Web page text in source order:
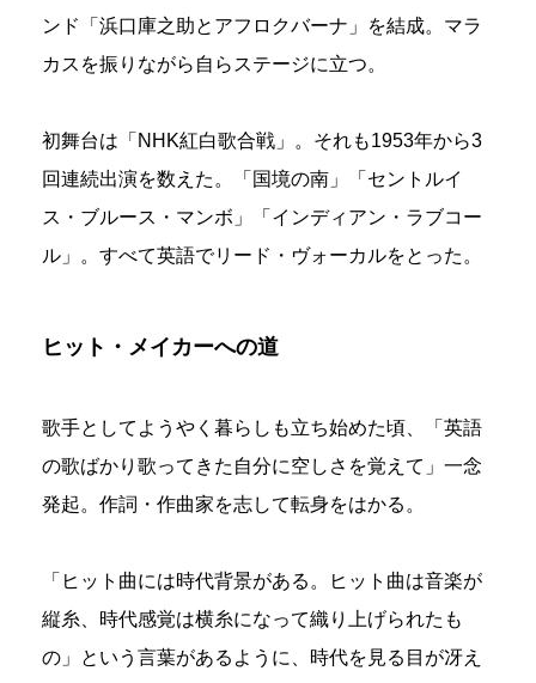
ンド「浜口庫之助とアフロクバーナ」を結成。マラ
カスを振りながら自らステージに立つ。
初舞台は「NHK紅白歌合戦」。それも1953年から3
回連続出演を数えた。「国境の南」「セントルイ
ス・ブルース・マンボ」「インディアン・ラブコー
ル」。すべて英語でリード・ヴォーカルをとった。
ヒット・メイカーへの道
歌手としてようやく暮らしも立ち始めた頃、「英語
の歌ばかり歌ってきた自分に空しさを覚えて」一念
発起。作詞・作曲家を志して転身をはかる。
「ヒット曲には時代背景がある。ヒット曲は音楽が
縦糸、時代感覚は横糸になって織り上げられたも
の」という言葉があるように、時代を見る目が冴え